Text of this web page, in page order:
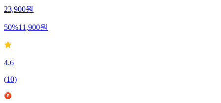
23,900원
50%11,900원
4.6
(10)